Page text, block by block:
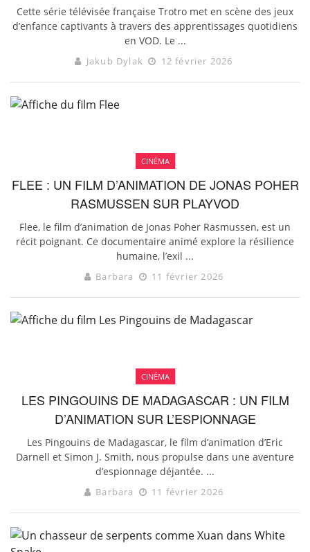
Cette série télévisée française Trotro met en scène des jeux
d’enfance captivants à travers des apprentissages quotidiens
en VOD. Le ...
Jakub Dylak 12 février 2026
CINÉMA
FLEE : UN FILM D’ANIMATION DE JONAS POHER
RASMUSSEN SUR PLAYVOD
Flee, le film d’animation de Jonas Poher Rasmussen, est un
récit poignant. Ce documentaire animé explore la résilience
humaine, l’exil ...
Barbara 11 février 2026
CINÉMA
LES PINGOUINS DE MADAGASCAR : UN FILM
D’ANIMATION SUR L’ESPIONNAGE
Les Pingouins de Madagascar, le film d’animation d’Eric
Darnell et Simon J. Smith, nous propulse dans une aventure
d’espionnage déjantée. ...
Barbara 11 février 2026